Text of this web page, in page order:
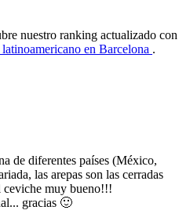
nuestro ranking actualizado con
en Barcelona .
de diferentes países (México,
las arepas son las cerradas
ceviche muy bueno!!!
gracias 🙂